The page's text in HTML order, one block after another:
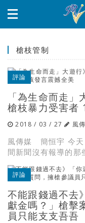
槍枝管制
評論
「為生命而走
槍枝暴力受害者
2018 / 03 / 27 風
風傳媒 簡恒宇 今天
間新聞沒有報導的
評論
不能跟錢過不去
獻金嗎？」槍擊
員只能支支吾吾